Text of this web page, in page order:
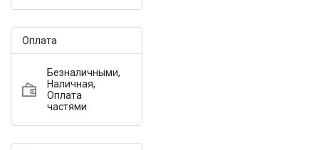
Оплата
Безналичными,
Наличная,
Оплата
частями